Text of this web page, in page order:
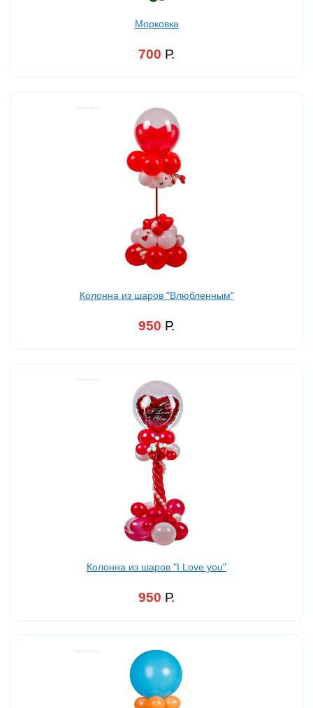
Морковка
700 Р.
Колонна из шаров "Влюбленным"
950 Р.
Колонна из шаров "I Love you"
950 Р.